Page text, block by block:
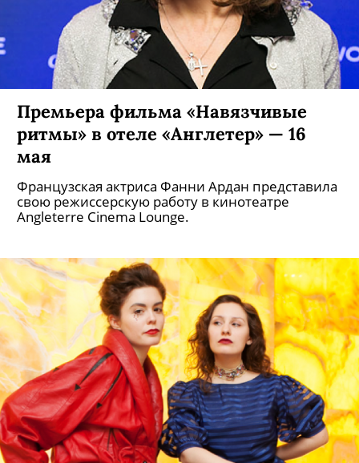
Премьера фильма «Навязчивые
ритмы» в отеле «Англетер» — 16
мая
Французская актриса Фанни Ардан представила
свою режиссерскую работу в кинотеатре
Angleterre Cinema Lounge.